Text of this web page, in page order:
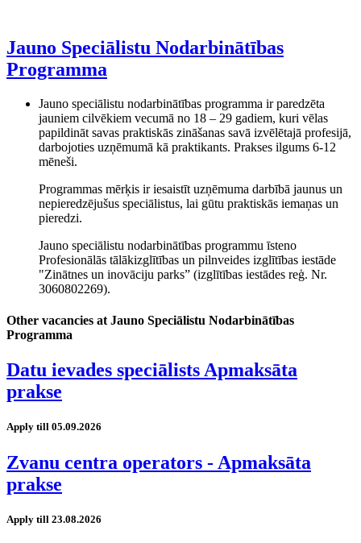
Jauno Speciālistu Nodarbinātības
Programma
Jauno speciālistu nodarbinātības programma ir paredzēta
jauniem cilvēkiem vecumā no 18 – 29 gadiem, kuri vēlas
papildināt savas praktiskās zināšanas savā izvēlētajā profesijā,
darbojoties uzņēmumā kā praktikants. Prakses ilgums 6-12
mēneši.
Programmas mērķis ir iesaistīt uzņēmuma darbībā jaunus un
nepieredzējušus speciālistus, lai gūtu praktiskās iemaņas un
pieredzi.
Jauno speciālistu nodarbinātības programmu īsteno
Profesionālās tālākizglītības un pilnveides izglītības iestāde
"Zinātnes un inovāciju parks” (izglītības iestādes reģ. Nr.
3060802269).
Other vacancies at Jauno Speciālistu Nodarbinātības
Programma
Datu ievades speciālists Apmaksāta
prakse
Apply till 05.09.2026
Zvanu centra operators - Apmaksāta
prakse
Apply till 23.08.2026